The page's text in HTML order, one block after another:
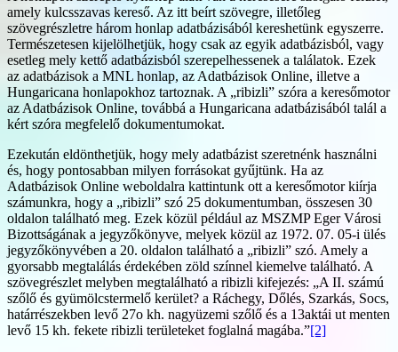
amely kulcsszavas kereső. Az itt beírt szövegre, illetőleg
szövegrészletre három honlap adatbázisából kereshetünk egyszerre.
Természetesen kijelölhetjük, hogy csak az egyik adatbázisból, vagy
esetleg mely kettő adatbázisból szerepelhessenek a találatok. Ezek
az adatbázisok a MNL honlap, az Adatbázisok Online, illetve a
Hungaricana honlapokhoz tartoznak. A „ribizli” szóra a keresőmotor
az Adatbázisok Online, továbbá a Hungaricana adatbázisából talál a
kért szóra megfelelő dokumentumokat.
Ezekután eldönthetjük, hogy mely adatbázist szeretnénk használni
és, hogy pontosabban milyen forrásokat gyűjtünk. Ha az
Adatbázisok Online weboldalra kattintunk ott a keresőmotor kiírja
számunkra, hogy a „ribizli” szó 25 dokumentumban, összesen 30
oldalon található meg. Ezek közül például az MSZMP Eger Városi
Bizottságának a jegyzőkönyve, melyek közül az 1972. 07. 05-i ülés
jegyzőkönyvében a 20. oldalon található a „ribizli” szó. Amely a
gyorsabb megtalálás érdekében zöld színnel kiemelve található. A
szövegrészlet melyben megtalálható a ribizli kifejezés: „A II. számú
szőlő és gyümölcstermelő kerület? a Ráchegy, Dőlés, Szarkás, Socs,
határrészekben levő 27o kh. nagyüzemi szőlő és a 13aktái ut menten
levő 15 kh. fekete ribizli területeket foglalná magába.”[2]